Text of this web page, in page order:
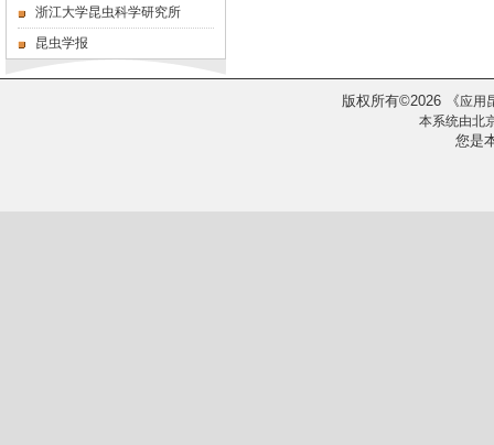
浙江大学昆虫科学研究所
昆虫学报
版权所有©2026 《应用
本系统由北
您是